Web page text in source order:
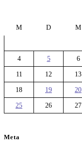
M
D M
4 5 6
11 12 13
18 19 20
25 26 27
Meta